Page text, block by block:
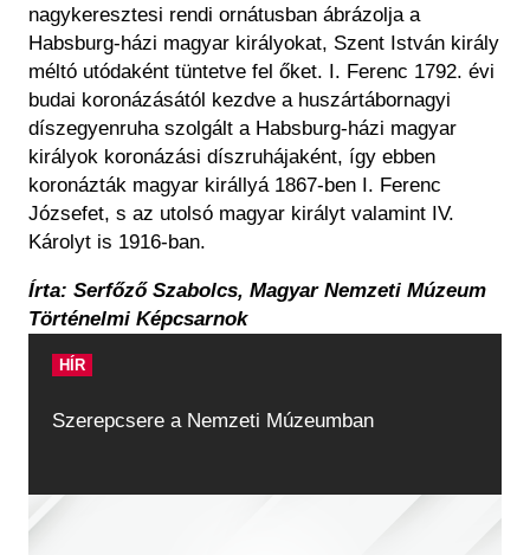
nagykeresztesi rendi ornátusban ábrázolja a
Habsburg-házi magyar királyokat, Szent István király
méltó utódaként tüntetve fel őket. I. Ferenc 1792. évi
budai koronázásától kezdve a huszártábornagyi
díszegyenruha szolgált a Habsburg-házi magyar
királyok koronázási díszruhájaként, így ebben
koronázták magyar királlyá 1867-ben I. Ferenc
Józsefet, s az utolsó magyar királyt valamint IV.
Károlyt is 1916-ban.
Írta: Serfőző Szabolcs, Magyar Nemzeti Múzeum
Történelmi Képcsarnok
HÍR
Szerepcsere a Nemzeti Múzeumban